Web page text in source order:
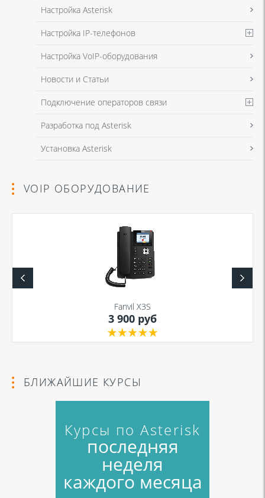
Настройка Asterisk
Настройка IP-телефонов
Настройка VoIP-оборудования
Новости и Статьи
Подключение операторов связи
Разработка под Asterisk
Установка Asterisk
VOIP ОБОРУДОВАНИЕ
Fanvil X3S
3 900 руб
БЛИЖАЙШИЕ КУРСЫ
Курсы по Asterisk
последняя
неделя
каждого месяца